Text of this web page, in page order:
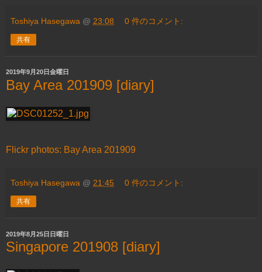
Toshiya Hasegawa @ 23:08 0 件のコメント:
共有
2019年9月20日金曜日
Bay Area 201909 [diary]
Flickr photos: Bay Area 201909
Toshiya Hasegawa @ 21:45 0 件のコメント:
共有
2019年8月25日日曜日
Singapore 201908 [diary]